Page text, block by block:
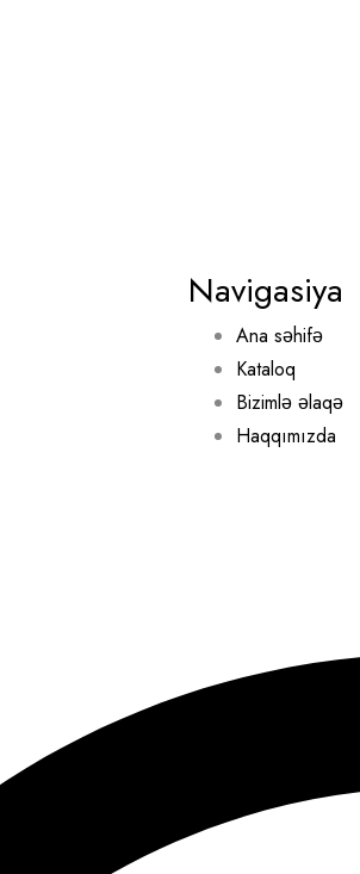
Navigasiya
Ana səhifə
Kataloq
Bizimlə əlaqə
Haqqımızda